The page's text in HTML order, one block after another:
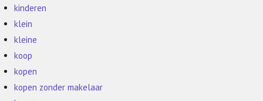
kinderen
klein
kleine
koop
kopen
kopen zonder makelaar